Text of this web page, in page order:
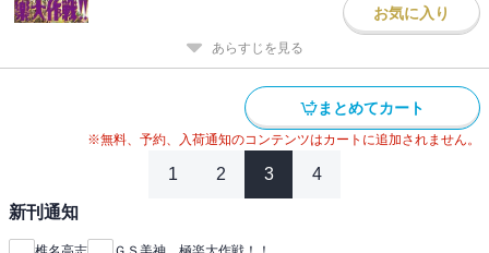
お気に入り
あらすじを見る
まとめてカート
※無料、予約、入荷通知のコンテンツはカートに追加されません。
1 2 3 4
新刊通知